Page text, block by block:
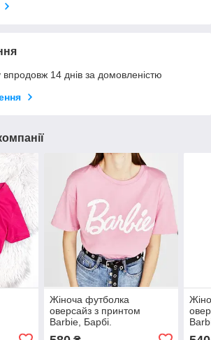
14 днів за домовленістю
Жіноча футболка
оверсайз з принтом
Barbie, Барбі.